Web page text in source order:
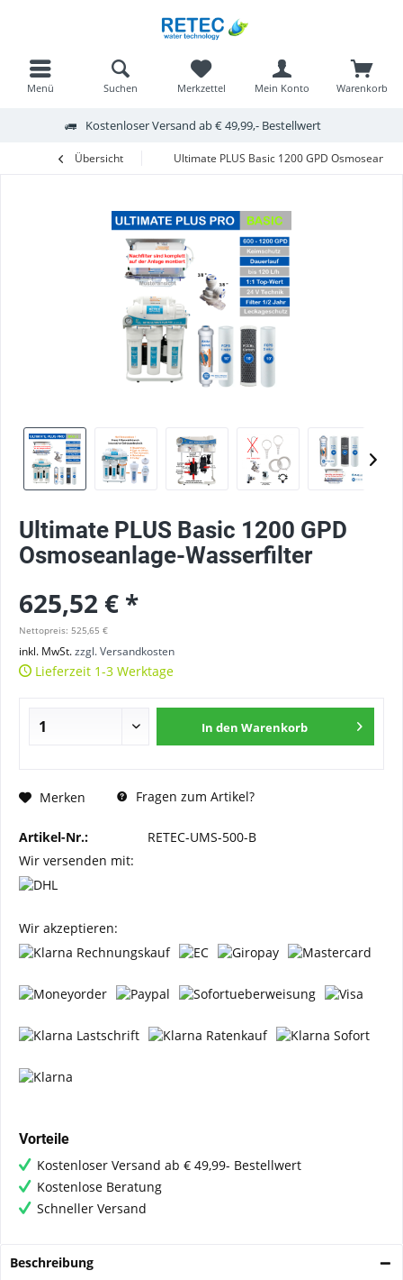
Kostenloser Versand ab € 49,99,- Bestellwert
Menü Warenkorb
Merkzettel Mein Konto
Suchen
Übersicht Ultimate PLUS Basic 1200 GPD
Ultimate PLUS Basic 1200 GPD
Osmoseanlage-Wasserfilter
625,52 € *
Nettopreis: 525,65 €
inkl. MwSt.zzgl. Versandkosten
Lieferzeit 1-3 Werktage
In den Warenkorb
Merken Fragen zum Artikel?
Artikel-Nr.:
RETEC-UMS-500-B
Wir versenden mit:
Wir akzeptieren:
Vorteile
Kostenloser Versand ab € 49,99- Bestellwert
Kostenlose Beratung
Schneller Versand
Beschreibung